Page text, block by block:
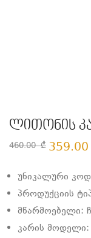
ლითონის
460.00₾ 359.00
უნიკალური
პროდუქციის
მწარმოებელი:
კარის მოდელი: